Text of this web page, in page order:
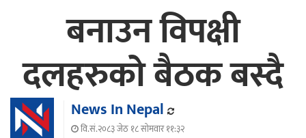
बनाउन विपक्षी
दलहरुको बैठक बस्दै
News In Nepal
वि.सं.२०८३ जेठ १८ सोमवार ११:३२